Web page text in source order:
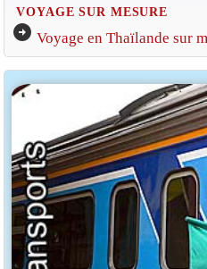
VOYAGE SUR MESURE
arrow_circle_right Voyage en Thaïlande sur